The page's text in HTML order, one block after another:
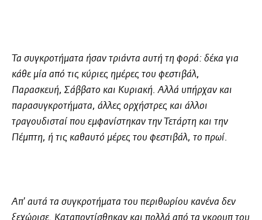
Τα συγκροτήματα ήσαν τριάντα αυτή τη φορά: δέκα για
κάθε μία από τις κύριες ημέρες του φεστιβάλ,
Παρασκευή, Σάββατο και Κυριακή. Αλλά υπήρχαν και
παρασυγκροτήματα, άλλες ορχήστρες και άλλοι
τραγουδισταί που εμφανίστηκαν την Τετάρτη και την
Πέμπτη, ή τις καθαυτό μέρες του φεστιβάλ, το πρωί.
Απ' αυτά τα συγκροτήματα του περιθωρίου κανένα δεν
ξεχώρισε. Καταποντίσθηκαν και πολλά από τα γκρουπ του